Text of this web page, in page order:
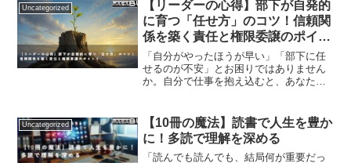
ても、相手との間に「信頼...
Uncategorized
【リーダーの心得】部下が自発的
に育つ「任せ方」のコツ！信頼関
係を築く責任と権限委譲のポイン
ト
「自分がやったほうが早い」「部下に任
せるのが不安」とお困りではありません
か。自分で仕事を抱え込むと、あなたの
事を任せる成功の鍵は、頼もしい信頼関
係と適切な権限の渡し方に...
Uncategorized
【10冊の魔法】読書で人生を豊か
に！多読で理解を深める
「読んでも読んでも、結局何が重要だっ